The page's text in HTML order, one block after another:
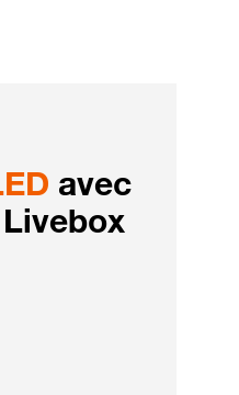
avec